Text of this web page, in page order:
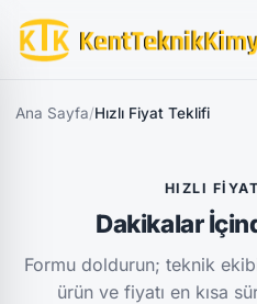
Ana Sayfa/Hızlı Fiyat Teklifi
HIZLI
Dakikalar
Formu doldurun; teknik
ürün ve fiyatı en kısa